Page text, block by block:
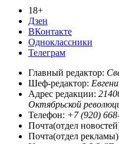
18+
Дзен
ВКонтакте
Одноклассники
Телеграм
Главный редактор:
Шеф-редактор:
Адрес редакции:
Октябрьской
Телефон: +7 (920)
Почта(отдел
Почта(отдел